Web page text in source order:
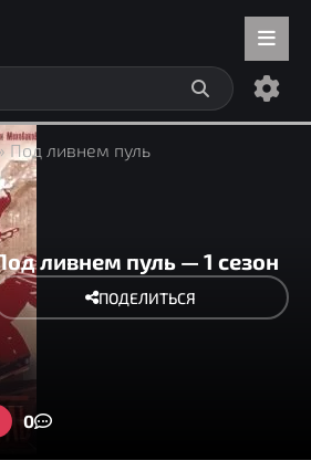
Под ливнем пуль
ливнем пуль — 1 сезон
ПОДЕЛИТЬСЯ
0